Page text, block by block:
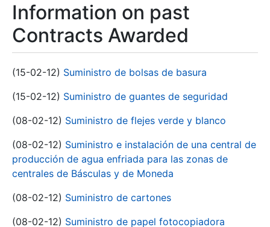
Information on past
Contracts Awarded
(15-02-12) Suministro de bolsas de basura
(15-02-12) Suministro de guantes de seguridad
(08-02-12) Suministro de flejes verde y blanco
(08-02-12) Suministro e instalación de una central de
producción de agua enfriada para las zonas de
centrales de Básculas y de Moneda
(08-02-12) Suministro de cartones
(08-02-12) Suministro de papel fotocopiadora